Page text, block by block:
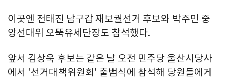
이곳엔 전태진 남구갑 재보궐선거 후보와 박주민 중
앙선대위 오뚝유세단장도 참석했다.
앞서 김상욱 후보는 같은 날 오전 민주당 울산시당사
에서 '선거대책위원회' 출범식에 참석해 당원들에게